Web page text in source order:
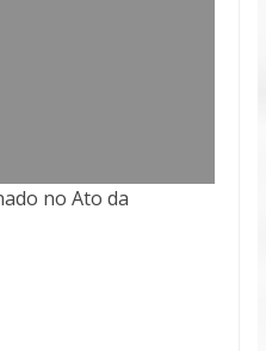
no Ato da